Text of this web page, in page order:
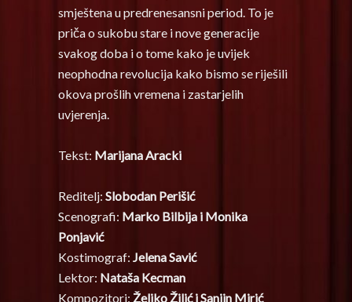
smještena u predrenesansni period. To je
priča o sukobu stare i nove generacije
svakog doba i o tome kako je uvijek
neophodna revolucija kako bismo se riješili
okova prošlih vremena i zastarjelih
uvjerenja.
Tekst: Marijana Aracki
Reditelj: Slobodan Perišić
Scenografi: Marko Bilbija i Monika
Ponjavić
Kostimograf: Jelena Savić
Lektor: Nataša Kecman
Kompozitori: Željko Žilić i Sanjin Mirić